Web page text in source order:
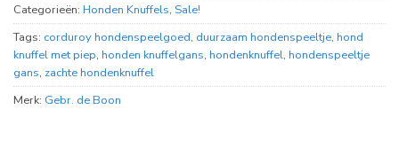
Categorieën: Honden Knuffels, Sale!
Tags: corduroy hondenspeelgoed, duurzaam hondenspeeltje, hond
knuffel met piep, honden knuffelgans, hondenknuffel, hondenspeeltje
gans, zachte hondenknuffel
Merk: Gebr. de Boon